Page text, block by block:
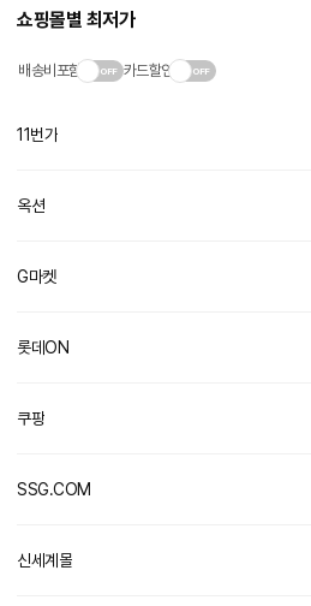
쇼핑몰별 최저가
배송비포함 카드할인
11번가
옥션
G마켓
롯데ON
쿠팡
SSG.COM
신세계몰